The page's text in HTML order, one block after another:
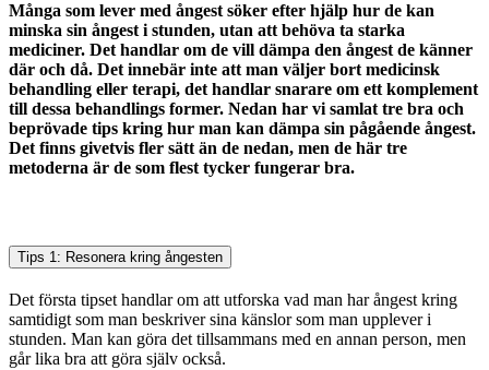
Många som lever med ångest söker efter hjälp hur de kan
minska sin ångest i stunden, utan att behöva ta starka
mediciner. Det handlar om de vill dämpa den ångest de känner
där och då. Det innebär inte att man väljer bort medicinsk
behandling eller terapi, det handlar snarare om ett komplement
till dessa behandlings former. Nedan har vi samlat tre bra och
beprövade tips kring hur man kan dämpa sin pågående ångest.
Det finns givetvis fler sätt än de nedan, men de här tre
metoderna är de som flest tycker fungerar bra.
Tips 1: Resonera kring ångesten
Det första tipset handlar om att utforska vad man har ångest kring
samtidigt som man beskriver sina känslor som man upplever i
stunden. Man kan göra det tillsammans med en annan person, men
går lika bra att göra själv också.